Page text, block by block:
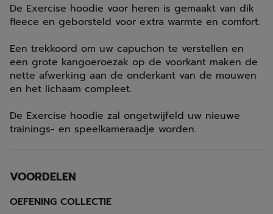
De Exercise hoodie voor heren is gemaakt van dik
fleece en geborsteld voor extra warmte en comfort.
Een trekkoord om uw capuchon te verstellen en
een grote kangoeroezak op de voorkant maken de
nette afwerking aan de onderkant van de mouwen
en het lichaam compleet.
De Exercise hoodie zal ongetwijfeld uw nieuwe
trainings- en speelkameraadje worden.
VOORDELEN
OEFENING COLLECTIE